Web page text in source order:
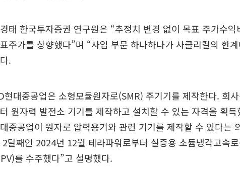
태 한국투자증권 연구원은 “추정치 변경 없이 목표 주가수
주가를 상향했다”며 “사업 부문 하나하나가 사클리컬의 한
.
현대중공업은 소형모듈원자로(SMR) 주기기를 제작한다. 회
원자력 발전소 기기를 제작하고 설치할 수 있는 자격을 획
중공업이 원자로 압력용기와 관련 기기를 제작할 수 있다는
2달째인 2024년 12월 테라파워로부터 실증용 소듐냉각고속
를 수주했다”고 설명했다.